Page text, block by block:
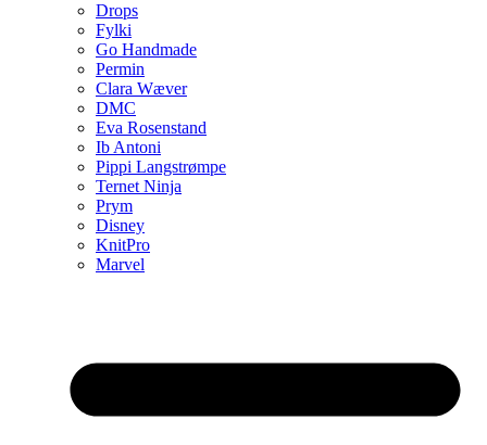
Drops
Fylki
Go Handmade
Permin
Clara Wæver
DMC
Eva Rosenstand
Ib Antoni
Pippi Langstrømpe
Ternet Ninja
Prym
Disney
KnitPro
Marvel